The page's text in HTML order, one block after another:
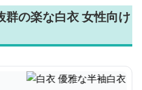
群の楽な白衣 女性向け